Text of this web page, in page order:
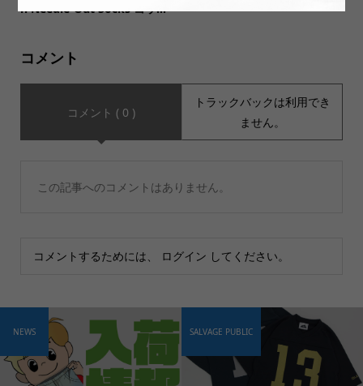
n Needle-Out Socks コッ...
コメント
コメント ( 0 )
トラックバックは利用でき
ません。
この記事へのコメントはありません。
コメントするためには、 ログイン してください。
NEWS SALVAGE PUBLIC